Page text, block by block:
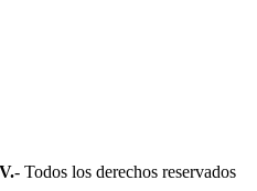
- Todos los derechos reservados